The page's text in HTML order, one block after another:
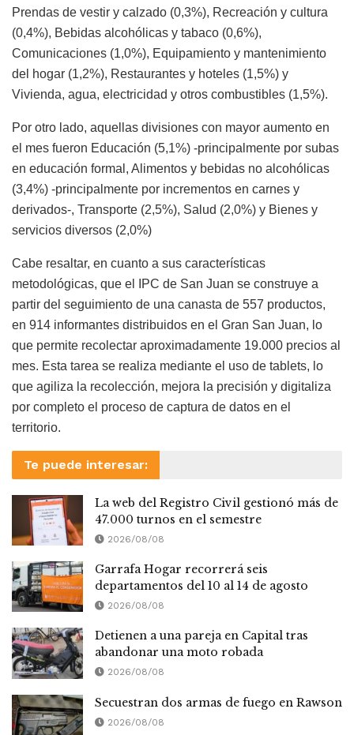
Prendas de vestir y calzado (0,3%), Recreación y cultura
(0,4%), Bebidas alcohólicas y tabaco (0,6%),
Comunicaciones (1,0%), Equipamiento y mantenimiento
del hogar (1,2%), Restaurantes y hoteles (1,5%) y
Vivienda, agua, electricidad y otros combustibles (1,5%).
Por otro lado, aquellas divisiones con mayor aumento en
el mes fueron Educación (5,1%) -principalmente por subas
en educación formal, Alimentos y bebidas no alcohólicas
(3,4%) -principalmente por incrementos en carnes y
derivados-, Transporte (2,5%), Salud (2,0%) y Bienes y
servicios diversos (2,0%)
Cabe resaltar, en cuanto a sus características
metodológicas, que el IPC de San Juan se construye a
partir del seguimiento de una canasta de 557 productos,
en 914 informantes distribuidos en el Gran San Juan, lo
que permite recolectar aproximadamente 19.000 precios al
mes. Esta tarea se realiza mediante el uso de tablets, lo
que agiliza la recolección, mejora la precisión y digitaliza
por completo el proceso de captura de datos en el
territorio.
Te puede interesar:
La web del Registro Civil gestionó más de
47.000 turnos en el semestre
2026/08/08
Garrafa Hogar recorrerá seis
departamentos del 10 al 14 de agosto
2026/08/08
Detienen a una pareja en Capital tras
abandonar una moto robada
2026/08/08
Secuestran dos armas de fuego en Rawson
2026/08/08